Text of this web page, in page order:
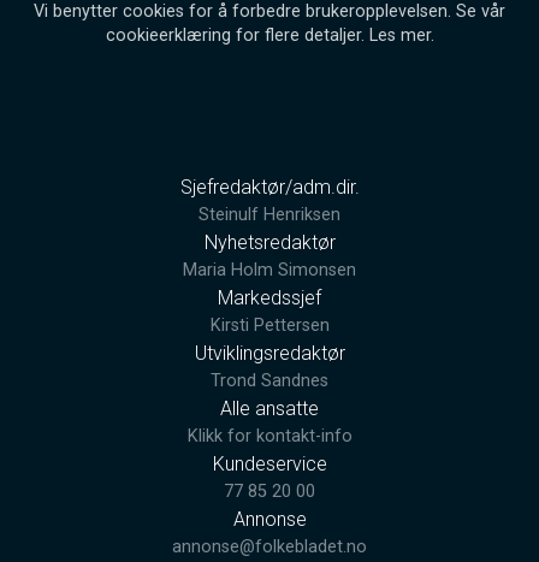
Vi benytter cookies for å forbedre brukeropplevelsen. Se vår
cookieerklæring for flere detaljer. Les mer.
Sjefredaktør/adm.dir.
Steinulf Henriksen
Nyhetsredaktør
Maria Holm Simonsen
Markedssjef
Kirsti Pettersen
Utviklingsredaktør
Trond Sandnes
Alle ansatte
Klikk for kontakt-info
Kundeservice
77 85 20 00
Annonse
annonse@folkebladet.no